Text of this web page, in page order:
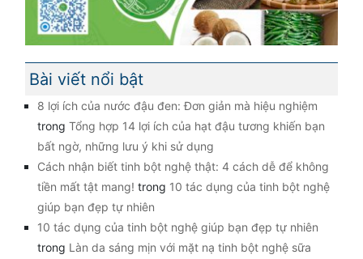
Bài viết nổi bật
8 lợi ích của nước đậu đen: Đơn giản mà hiệu nghiệm
trong Tổng hợp 14 lợi ích của hạt đậu tương khiến bạn
bất ngờ, những lưu ý khi sử dụng
Cách nhận biết tinh bột nghệ thật: 4 cách dễ để không
tiền mất tật mang! trong 10 tác dụng của tinh bột nghệ
giúp bạn đẹp tự nhiên
10 tác dụng của tinh bột nghệ giúp bạn đẹp tự nhiên
trong Làn da sáng mịn với mặt nạ tinh bột nghệ sữa